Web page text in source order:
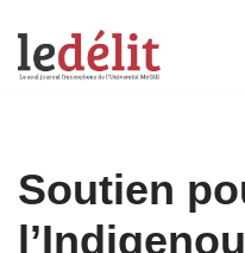
Aller
Soutien